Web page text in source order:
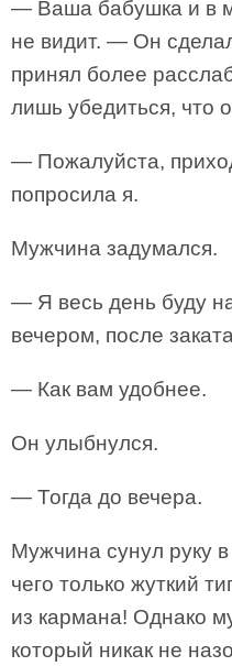
— Ваша бабушка и в
не видит. — Он
принял более
лишь убедиться, что
— Пожалуйста,
попросила я.
Мужчина задумался.
— Я весь день буду
вечером, после
— Как вам удобнее.
Он улыбнулся.
— Тогда до вечера.
Мужчина сунул руку
чего только жуткий
из кармана! Однако
который никак не